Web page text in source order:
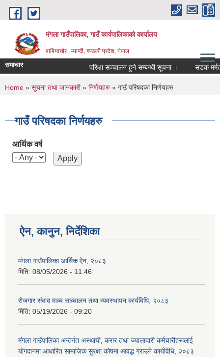
Skip to main content
मंगला गाउँपालिका, गाउँ कार्यपालिकाको कार्यालय
बाबियाचौर , म्याग्दी, गण्डकी प्रदेश, नेपाल
समाचार परिक्षा सञ्चालन हुने सम्बन्धी सूचना । सडक मर्मत
You are here
Home » सूचना तथा जानकारी» निर्णयहरु » गाउँ परिषदका निर्णयहरु
गाउँ परिषदका निर्णयहरु
आर्थिक वर्ष
ऐन, कानुन, निर्देशिका
मंगला गाउँपालिका आर्थिक ऐन, २०८३
मिति: 08/05/2026 - 11:46
रोजगार संवाद मञ्च सञ्चालन तथा व्यवस्थापन कार्यविधि, २०८३
मिति: 05/19/2026 - 09:20
मंगला गाउँपालिका अन्तर्गत अस्थायी, करार तथा ज्यालादारी कर्मचारीहरूलाई
योगदानमा आधारित सामाजिक सुरक्षा कोषमा आवद्ध गराउने कार्यविधि, २०८३